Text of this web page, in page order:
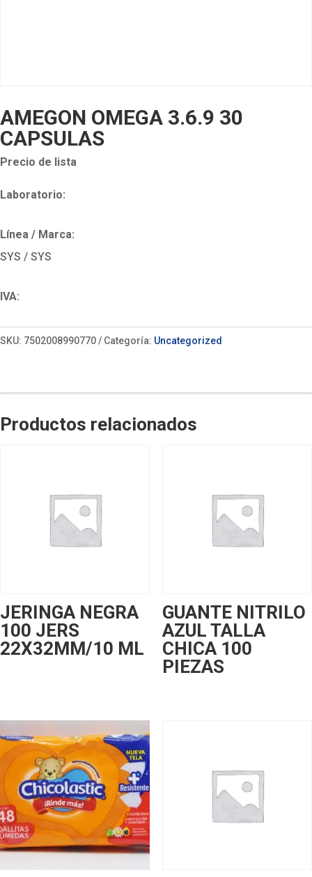
AMEGON OMEGA 3.6.9 30
CAPSULAS
Precio de lista
Laboratorio:
Línea / Marca:
SYS / SYS
IVA:
SKU: 7502008990770 Categoría: Uncategorized
Productos relacionados
JERINGA NEGRA
100 JERS
22X32MM/10 ML
GUANTE NITRILO
AZUL TALLA
CHICA 100
PIEZAS